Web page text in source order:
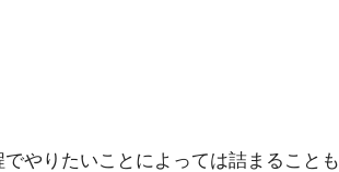
やりたいことによっては詰まることも